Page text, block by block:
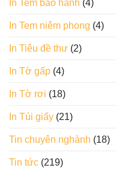
In Tem bảo hành (4)
In Tem niêm phong (4)
In Tiêu đề thư (2)
In Tờ gấp (4)
In Tờ rơi (18)
In Túi giấy (21)
Tin chuyên nghành (18)
Tin tức (219)